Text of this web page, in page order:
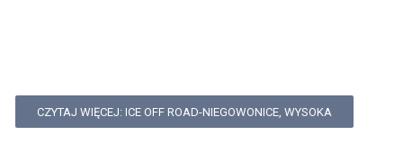
CZYTAJ WIĘCEJ: ICE OFF ROAD-NIEGOWONICE, WYSOKA